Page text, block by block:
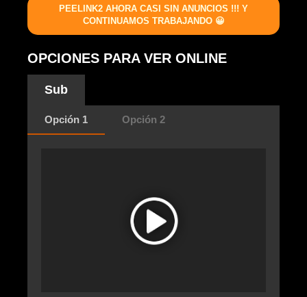
PEELINK2 AHORA CASI SIN ANUNCIOS !!! Y
CONTINUAMOS TRABAJANDO 😀
OPCIONES PARA VER ONLINE
Sub
Opción 1 Opción 2